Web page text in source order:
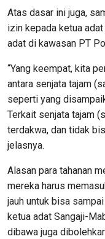
Atas dasar ini juga,
izin kepada ketua
adat di kawasan PT
“Yang keempat, kita
antara senjata tajam
seperti yang
Terkait senjata tajam
terdakwa, dan tidak
jelasnya.
Alasan para tahanan
mereka harus
jauh untuk bisa
ketua adat Sangaji-
dibawa juga